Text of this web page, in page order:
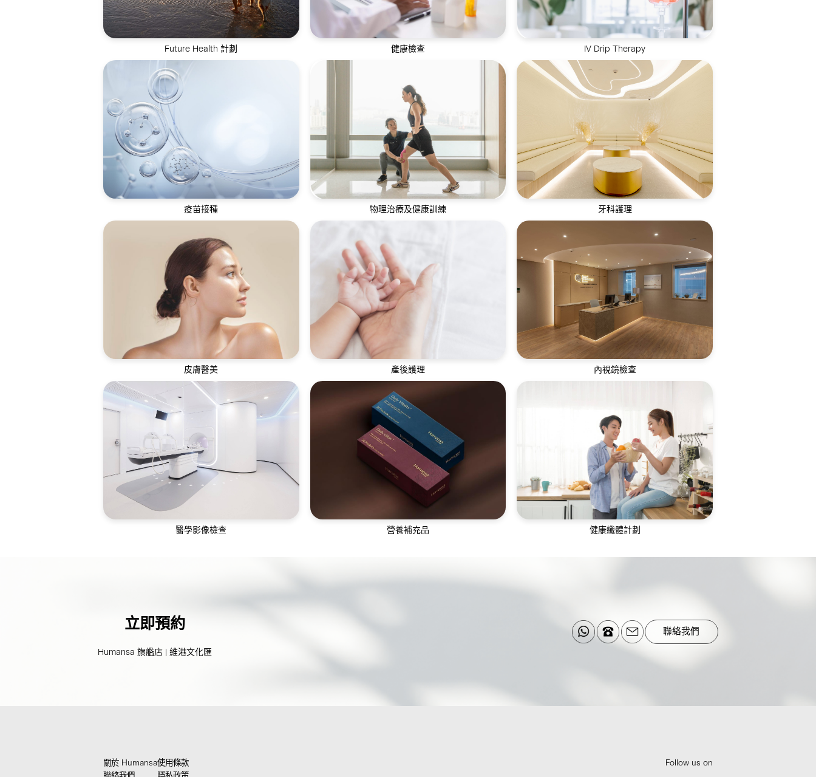
全方位健康抗衰解決方案，致力於逆轉生物
年齡並延長健康壽命
Future Health 計劃
定期進行身體檢查有助了解個人身體狀況並
發現潛在的健康問題
健康檢查
通過靜脈輸液方式高效補充關鍵營養素，促
進吸收效率，成就最佳健康狀態
IV Drip Therapy
疫苗有助預防和控制疾病傳播，提升身體面
對各種疾病的免疫力
疫苗接種
我們的物理治療師及私人教練團隊為顧客訂
立專屬及高效的體能訓練計劃
物理治療及健康訓練
全方位口腔護理服務，提供修復治療、牙周
護理、功能治療及牙齒美容
牙科護理
通過全方位的皮膚評估及美容護理，幫助不
同年齡層解決皮膚問題
皮膚醫美
全天候一對一母嬰護理師，讓產後媽媽調養
身心，建立母嬰親密連結
產後護理
專業細心、臨床經驗豐富的專科醫生及護士
團隊為您提供胃鏡、大腸鏡、膀胱鏡、乙狀
結腸鏡檢查
內視鏡檢查
醫學影像檢查 營養補充品 健康纖體計劃
立即預約
Humansa 旗艦店 | 維港文化匯
聯絡我們
關於 Humansa使用條款
Follow us on